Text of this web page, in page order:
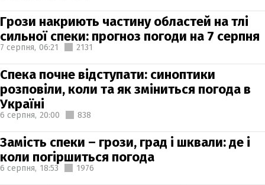
Грози накриють частину областей на тлі
сильної спеки: прогноз погоди на 7 серпня
7 серпня, 06:21 2131
Спека почне відступати: синоптики
розповіли, коли та як зміниться погода в
Україні
6 серпня, 20:00 838
Замість спеки – грози, град і шквали: де і
коли погіршиться погода
6 серпня, 18:53 1976